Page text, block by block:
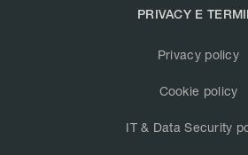
PRIVACY E
Privacy policy
Cookie policy
IT & Data Security